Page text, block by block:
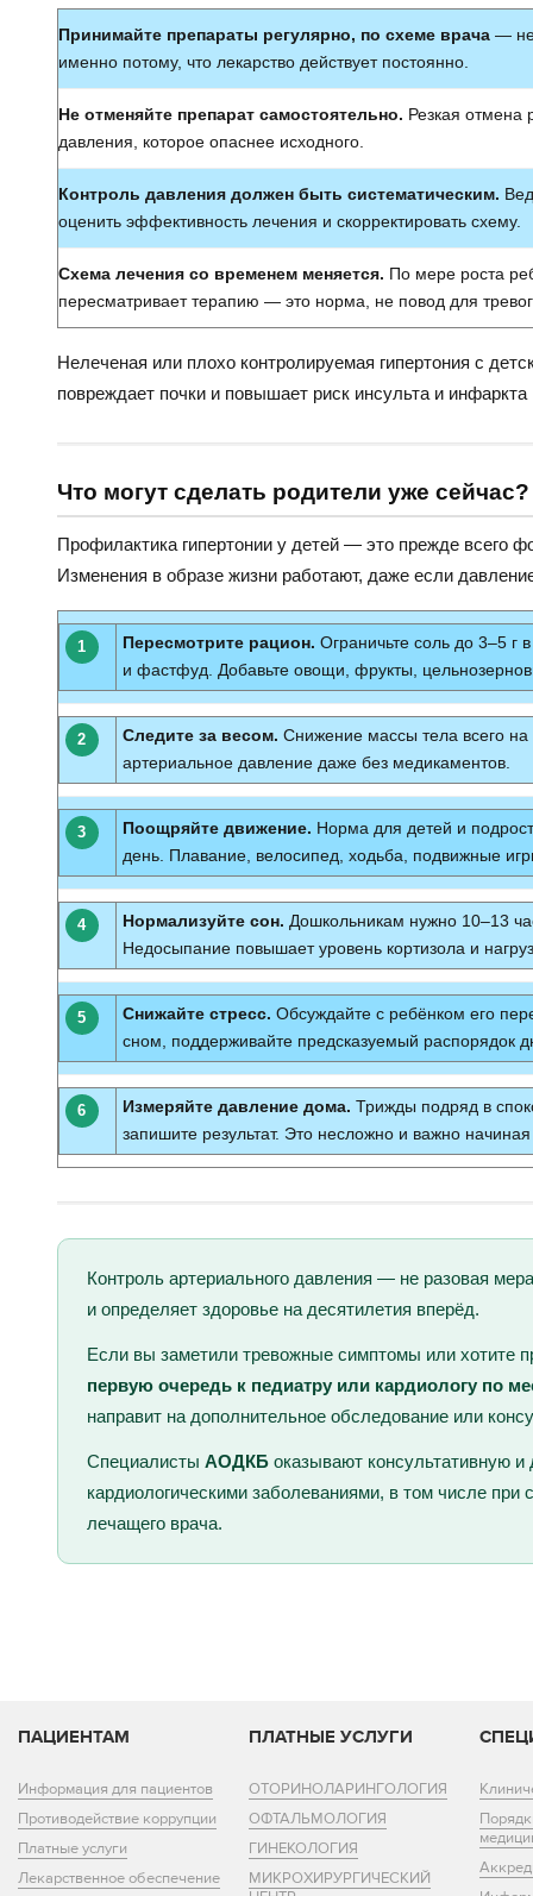
Принимайте препараты регулярно, по схеме врача— не
именно потому, что лекарство действует постоянно.
Не отменяйте препарат самостоятельно. Резкая отмена
давления, которое опаснее исходного.
Контроль давления должен быть систематическим.
оценить эффективность лечения и скорректировать схему.
Схема лечения со временем меняется. По мере роста
пересматривает терапию — это норма, не повод для
Нелеченая или плохо контролируемая гипертония с
повреждает почки и повышает риск инсульта и
Что могут сделать родители уже сейчас?
Профилактика гипертонии у детей — это прежде всего
Изменения в образе жизни работают, даже если
1 Пересмотрите рацион. Ограничьте соль до 3–5 г
и фастфуд. Добавьте овощи, фрукты,
2 Следите за весом. Снижение массы тела всего
артериальное давление даже без медикаментов.
3 Поощряйте движение. Норма для детей и
день. Плавание, велосипед, ходьба, подвижные
4 Нормализуйте сон. Дошкольникам нужно 10–13
Недосыпание повышает уровень кортизола и
5 Снижайте стресс. Обсуждайте с ребёнком его
сном, поддерживайте предсказуемый распорядок
6 Измеряйте давление дома. Трижды подряд в
запишите результат. Это несложно и важно
Контроль артериального давления — не разовая
и определяет здоровье на десятилетия вперёд.
Если вы заметили тревожные симптомы или хотите
первую очередь к педиатру или кардиологу по
направит на дополнительное обследование или
Специалисты АОДКБоказывают консультативную и
кардиологическими заболеваниями, в том числе
лечащего врача.
ПАЦИЕНТАМ
Информация для пациентов
Противодействие коррупции
Платные услуги
Лекарственное обеспечение
ПЛАТНЫЕ УСЛУГИ
ОТОРИНОЛАРИНГОЛОГИЯ
ОФТАЛЬМОЛОГИЯ
ГИНЕКОЛОГИЯ
МИКРОХИРУРГИЧЕСКИЙ